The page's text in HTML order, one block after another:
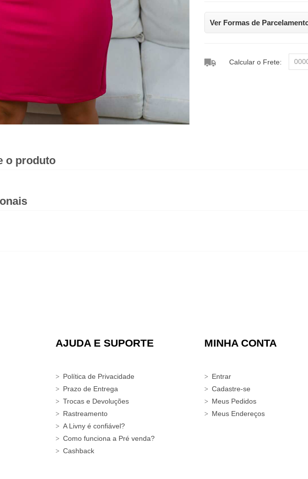
Ver Formas de
Calcular o Frete:
o produto
AJUDA E SUPORTE
Política de Privacidade
Prazo de Entrega
Trocas e Devoluções
Rastreamento
A Livny é confiável?
Como funciona a Pré venda?
Cashback
MINHA CONTA
Entrar
Cadastre-se
Meus Pedidos
Meus Endereços